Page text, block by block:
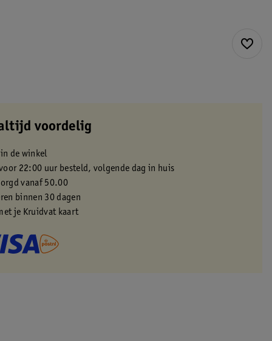
voordelig
de winkel
22:00 uur besteld, volgende dag in huis
vanaf 50.00
binnen 30 dagen
je Kruidvat kaart